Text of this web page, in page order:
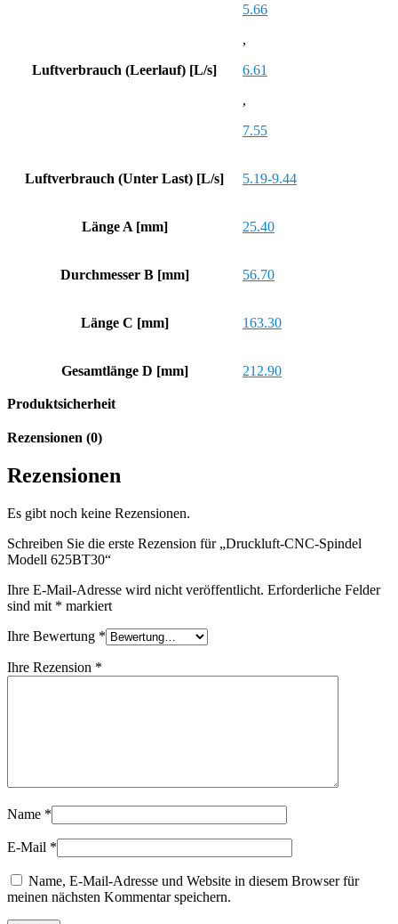
Luftverbrauch (Leerlauf) [L/s]
5.66
,
6.61
,
7.55
Luftverbrauch (Unter Last) [L/s] 5.19-9.44
Länge A [mm] 25.40
Durchmesser B [mm] 56.70
Länge C [mm] 163.30
Gesamtlänge D [mm] 212.90
Produktsicherheit
Rezensionen (0)
Rezensionen
Es gibt noch keine Rezensionen.
Schreiben Sie die erste Rezension für „Druckluft-CNC-Spindel
Modell 625BT30“
Ihre E-Mail-Adresse wird nicht veröffentlicht. Erforderliche Felder
sind mit * markiert
Ihre Bewertung *
Ihre Rezension *
Name *
E-Mail *
Name, E-Mail-Adresse und Website in diesem Browser für
meinen nächsten Kommentar speichern.